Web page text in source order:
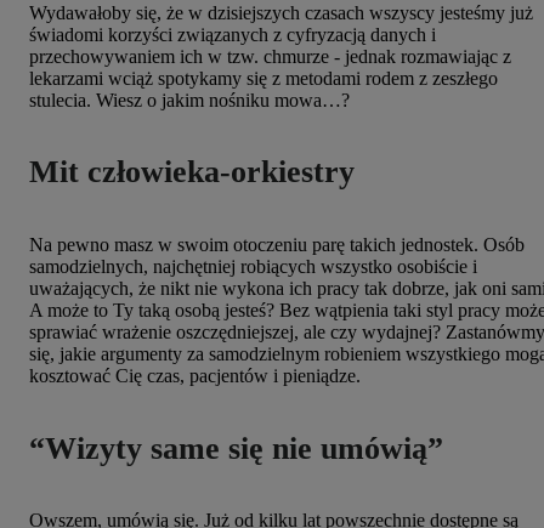
Wydawałoby się, że w dzisiejszych czasach wszyscy jesteśmy już
świadomi korzyści związanych z cyfryzacją danych i
przechowywaniem ich w tzw. chmurze - jednak rozmawiając z
lekarzami wciąż spotykamy się z metodami rodem z zeszłego
stulecia. Wiesz o jakim nośniku mowa…?
Mit człowieka-orkiestry
Na pewno masz w swoim otoczeniu parę takich jednostek. Osób
samodzielnych, najchętniej robiących wszystko osobiście i
uważających, że nikt nie wykona ich pracy tak dobrze, jak oni
A może to Ty taką osobą jesteś? Bez wątpienia taki styl pracy
sprawiać wrażenie oszczędniejszej, ale czy wydajnej? Zastanówmy
się, jakie argumenty za samodzielnym robieniem wszystkiego
kosztować Cię czas, pacjentów i pieniądze.
“Wizyty same się nie umówią”
Owszem, umówią się. Już od kilku lat powszechnie dostępne są